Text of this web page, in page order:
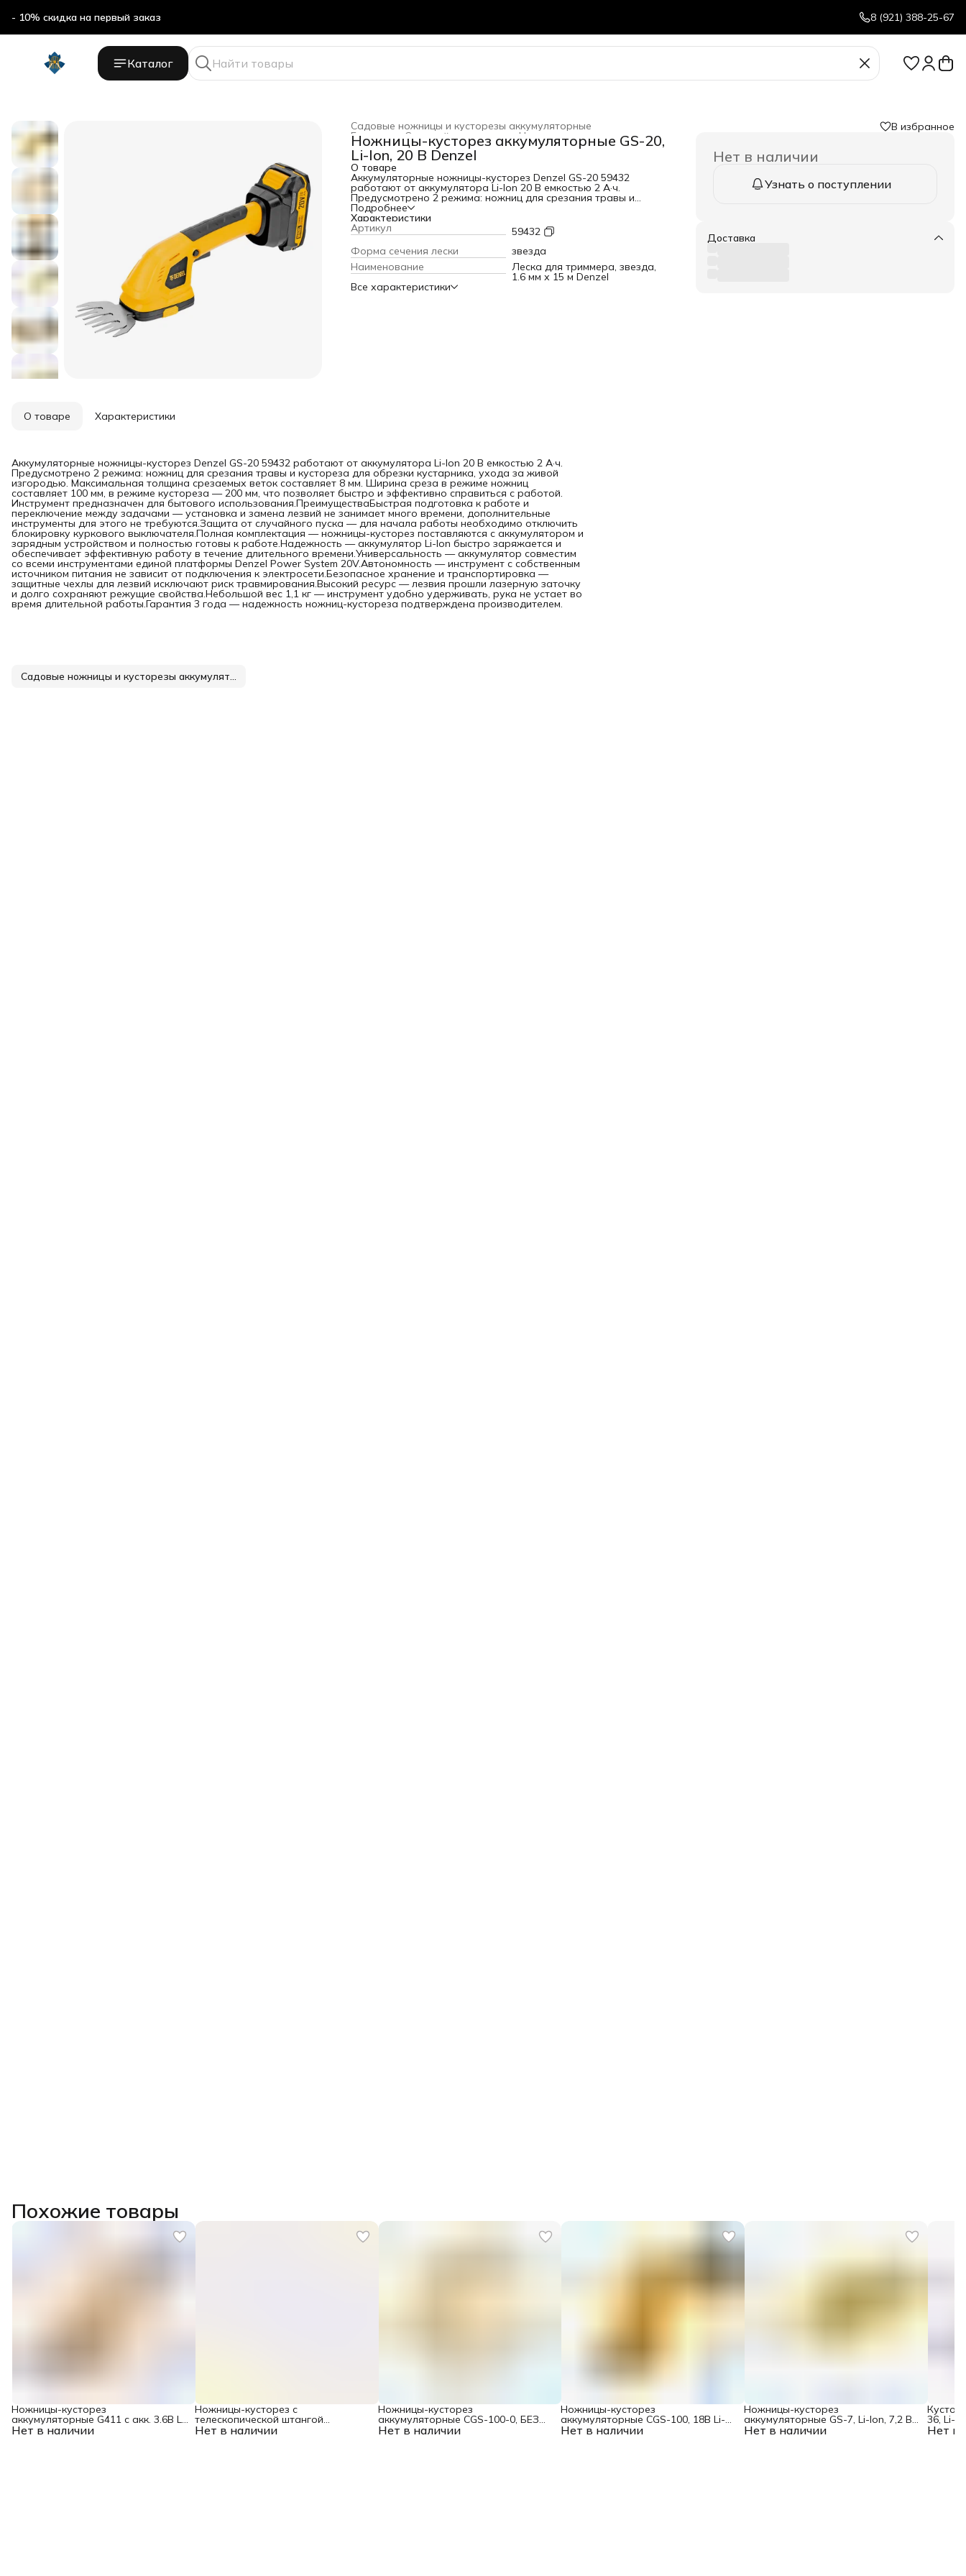
- 10% скидка на первый заказ
8 (921) 388-25-67
Каталог
Садовые ножницы и кусторезы аккумуляторные
Ножницы садовые
Садовый инвентарь ›
Главная ›
Ножницы-кусторез аккумуляторные GS-20,
Li-Ion, 20 В Denzel
О товаре
Аккумуляторные ножницы-кусторез Denzel GS-20 59432
работают от аккумулятора Li-Ion 20 В емкостью 2 А·ч.
Предусмотрено 2 режима: ножниц для срезания травы и
кустореза для обрезки кустарника, ухода за живой
изгородью. Максимальная толщина срезаемых веток
составляет 8 мм. Ширина среза в режиме ножниц составляет
100 мм, в режиме кустореза — 200 мм, что позволяет быстро и
эффективно справиться с работой. Инструмент предназначен
для бытового использования.ПреимуществаБыстрая
подготовка к работе и переключение между задачами —
установка и замена лезвий не занимает много времени,
дополнительные инструменты для этого не требуются.Защита
подтверждена производителем.
Подробнее
Характеристики
Артикул
59432
Форма сечения лески
звезда
Наименование
Леска для триммера, звезда,
1.6 мм х 15 м Denzel
Все характеристики
В избранное
Нет в наличии
Узнать о поступлении
Доставка
О товаре Характеристики
Аккумуляторные ножницы-кусторез Denzel GS-20 59432 работают от аккумулятора Li-Ion 20 В емкостью 2 А·ч.
Предусмотрено 2 режима: ножниц для срезания травы и кустореза для обрезки кустарника, ухода за живой
изгородью. Максимальная толщина срезаемых веток составляет 8 мм. Ширина среза в режиме ножниц
составляет 100 мм, в режиме кустореза — 200 мм, что позволяет быстро и эффективно справиться с работой.
Инструмент предназначен для бытового использования.ПреимуществаБыстрая подготовка к работе и
переключение между задачами — установка и замена лезвий не занимает много времени, дополнительные
инструменты для этого не требуются.Защита от случайного пуска — для начала работы необходимо отключить
блокировку куркового выключателя.Полная комплектация — ножницы-кусторез поставляются с аккумулятором и
зарядным устройством и полностью готовы к работе.Надежность — аккумулятор Li-Ion быстро заряжается и
обеспечивает эффективную работу в течение длительного времени.Универсальность — аккумулятор совместим
со всеми инструментами единой платформы Denzel Power System 20V.Автономность — инструмент с собственным
источником питания не зависит от подключения к электросети.Безопасное хранение и транспортировка —
защитные чехлы для лезвий исключают риск травмирования.Высокий ресурс — лезвия прошли лазерную заточку
и долго сохраняют режущие свойства.Небольшой вес 1,1 кг — инструмент удобно удерживать, рука не устает во
время длительной работы.Гарантия 3 года — надежность ножниц-кустореза подтверждена производителем.
Садовые ножницы и кусторезы аккумуляторные
Похожие товары
Нет в наличии
Ножницы-кусторез
аккумуляторные G411 с акк. 3.6В Li-
Ion 1.5 Ач Denzel Нет в наличии
Ножницы-кусторез с
телескопической штангой
аккумуляторные G801E с акк. 7.2В Нет в наличии
Ножницы-кусторез
аккумуляторные CGS-100-0, БЕЗ
АКБ Denzel Нет в наличии
Ножницы-кусторез
аккумуляторные CGS-100, 18В Li-
Ion Denzel Нет в наличии
Ножницы-кусторез
аккумуляторные GS-7, Li-Ion, 7,2 В
Denzel Нет в
36, Li-